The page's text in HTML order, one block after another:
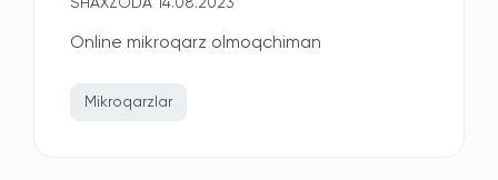
SHAXZODA 14.08.2023
Online mikroqarz olmoqchiman
Mikroqarzlar